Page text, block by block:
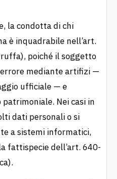
la condotta di chi
è inquadrabile nell’art.
poiché il soggetto
mediante artifizi —
ufficiale — e
Nei casi in
dati personali o si
a sistemi informatici,
fattispecie dell’art. 640-